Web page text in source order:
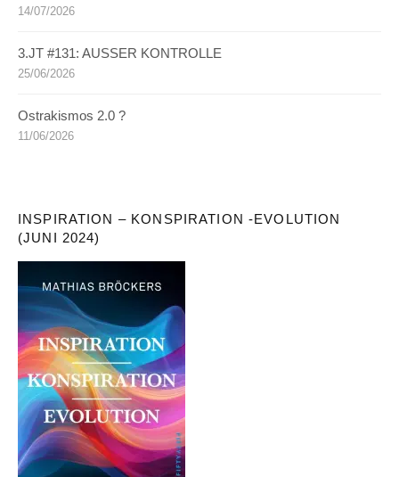
14/07/2026
3.JT #131: AUSSER KONTROLLE
25/06/2026
Ostrakismos 2.0 ?
11/06/2026
INSPIRATION – KONSPIRATION -EVOLUTION
(JUNI 2024)